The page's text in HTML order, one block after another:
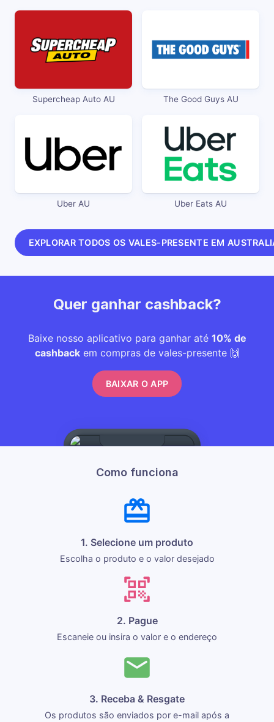
Supercheap Auto AU The Good Guys AU
Uber AU Uber Eats AU
EXPLORAR TODOS OS VALES-PRESENTE EM
Quer ganhar cashback?
Baixe nosso aplicativo para ganhar até 10% de
cashbackem compras de vales-presente 🙌
BAIXAR O APP
Como funciona
1. Selecione um produto
Escolha o produto e o valor desejado
2. Pague
Escaneie ou insira o valor e o endereço
3. Receba & Resgate
Os produtos são enviados por e-mail após a